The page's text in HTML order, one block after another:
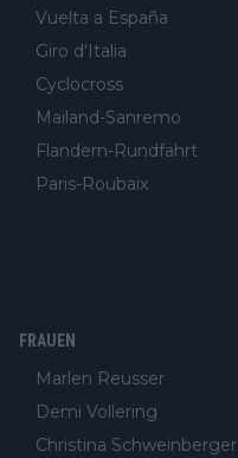
Vuelta a España
Giro d'Italia
Cyclocross
Mailand-Sanremo
Flandern-Rundfahrt
Paris-Roubaix
FRAUEN
Marlen Reusser
Demi Vollering
Christina Schweinberger